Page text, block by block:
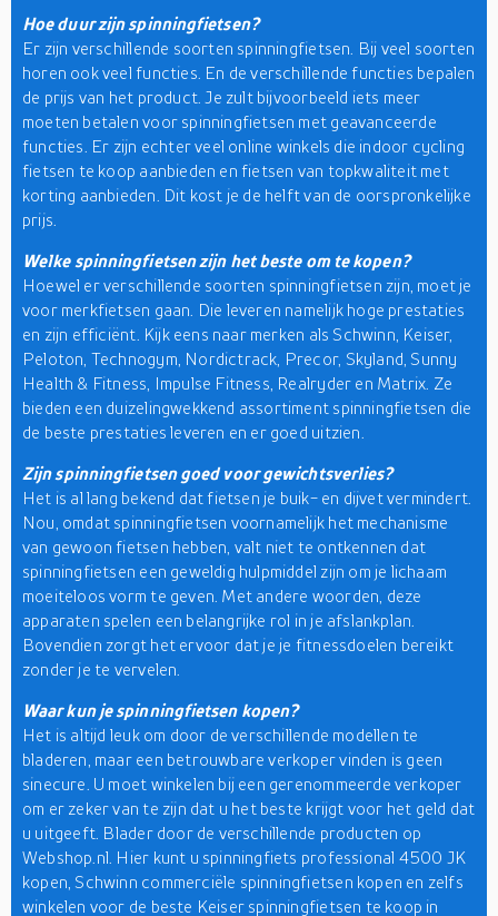
Hoe duur zijn spinningfietsen?
Er zijn verschillende soorten spinningfietsen. Bij veel soorten
horen ook veel functies. En de verschillende functies bepalen
de prijs van het product. Je zult bijvoorbeeld iets meer
moeten betalen voor spinningfietsen met geavanceerde
functies. Er zijn echter veel online winkels die indoor cycling
fietsen te koop aanbieden en fietsen van topkwaliteit met
korting aanbieden. Dit kost je de helft van de oorspronkelijke
prijs.
Welke spinningfietsen zijn het beste om te kopen?
Hoewel er verschillende soorten spinningfietsen zijn, moet je
voor merkfietsen gaan. Die leveren namelijk hoge prestaties
en zijn efficiënt. Kijk eens naar merken als Schwinn, Keiser,
Peloton, Technogym, Nordictrack, Precor, Skyland, Sunny
Health & Fitness, Impulse Fitness, Realryder en Matrix. Ze
bieden een duizelingwekkend assortiment spinningfietsen die
de beste prestaties leveren en er goed uitzien.
Zijn spinningfietsen goed voor gewichtsverlies?
Het is al lang bekend dat fietsen je buik- en dijvet vermindert.
Nou, omdat spinningfietsen voornamelijk het mechanisme
van gewoon fietsen hebben, valt niet te ontkennen dat
spinningfietsen een geweldig hulpmiddel zijn om je lichaam
moeiteloos vorm te geven. Met andere woorden, deze
apparaten spelen een belangrijke rol in je afslankplan.
Bovendien zorgt het ervoor dat je je fitnessdoelen bereikt
zonder je te vervelen.
Waar kun je spinningfietsen kopen?
Het is altijd leuk om door de verschillende modellen te
bladeren, maar een betrouwbare verkoper vinden is geen
sinecure. U moet winkelen bij een gerenommeerde verkoper
om er zeker van te zijn dat u het beste krijgt voor het geld dat
u uitgeeft. Blader door de verschillende producten op
Webshop.nl. Hier kunt u spinningfiets professional 4500 JK
kopen, Schwinn commerciële spinningfietsen kopen en zelfs
winkelen voor de beste Keiser spinningfietsen te koop in